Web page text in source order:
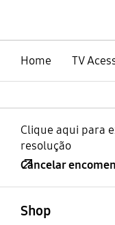
Home TV
Clique aqui para
resolução
Cancelar
Shop